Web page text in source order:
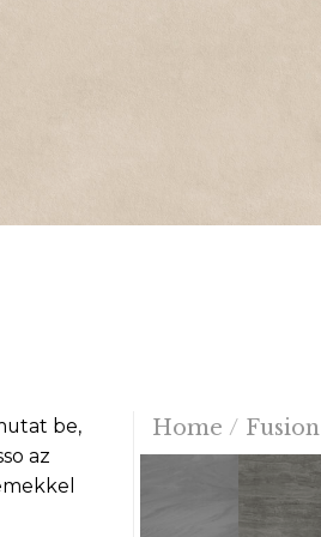
Home / Fusion
be,
az